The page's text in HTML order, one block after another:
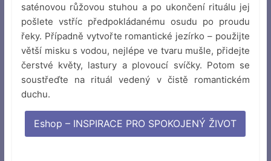
saténovou růžovou stuhou a po ukončení rituálu jej
pošlete vstříc předpokládanému osudu po proudu
řeky. Případně vytvořte romantické jezírko – použijte
větší misku s vodou, nejlépe ve tvaru mušle, přidejte
čerstvé květy, lastury a plovoucí svíčky. Potom se
soustřeďte na rituál vedený v čistě romantickém
duchu.
Eshop – INSPIRACE PRO SPOKOJENÝ ŽIVOT